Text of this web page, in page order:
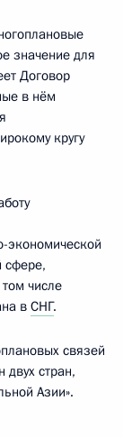
значение для
Договор
в нём
кругу
экономической
сфере,
числе
в СНГ.
связей
двух стран,
Азии».